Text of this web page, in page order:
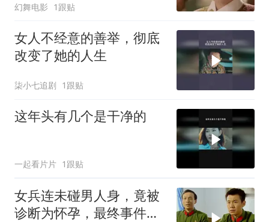
幻舞电影 1跟贴
女人不经意的善举，彻底
改变了她的人生
柒小七追剧 1跟贴
这年头有几个是干净的
一起看片片 1跟贴
女兵连未碰男人身，竟被
诊断为怀孕，最终事件酿